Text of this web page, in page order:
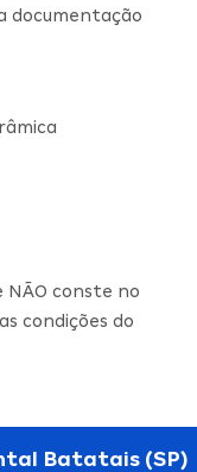
documentação
NÃO conste no
condições do
Batatais (SP)